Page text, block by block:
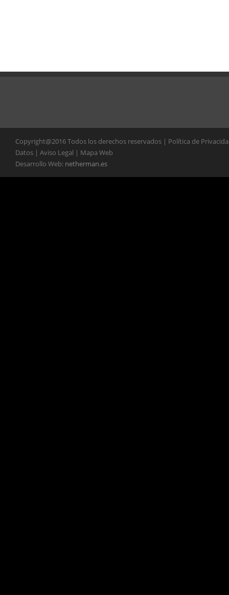
Copyright@2016 Todos los derechos reservados | Política de
Datos | Aviso Legal | Mapa Web
Desarrollo Web: netherman.es